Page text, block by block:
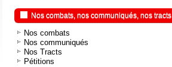
Nos combats, nos communiqués, nos tracts
Nos combats
Nos communiqués
Nos Tracts
Pétitions